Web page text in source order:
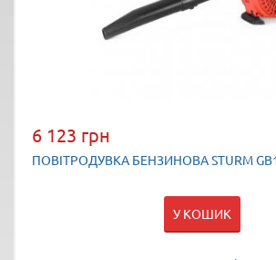
6 123 грн
ПОВІТРОДУВКА БЕНЗИНОВА STURM
У КОШИК